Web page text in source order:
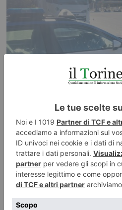
6 AGOSTO 2026
Incidente in tangenziale,